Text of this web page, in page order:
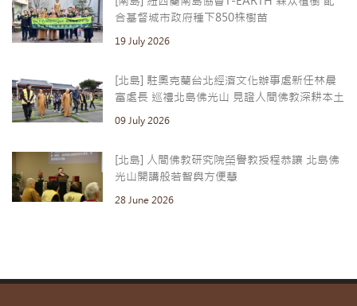
合基督城市政府種下850株樹苗
19 July 2026
[北島] 駐奧克蘭台北經濟文化辦事處新任林晨
富處長 巡禮北島佛光山 見證人間佛教深耕本土
09 July 2026
[北島] 人間佛教研究院榮譽教授程恭讓 北島佛
光山開講般若智與方便慧
28 June 2026